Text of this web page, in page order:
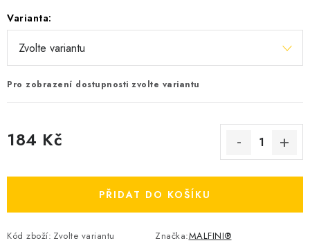
Varianta:
Pro zobrazení dostupnosti zvolte variantu
184 Kč
PŘIDAT DO KOŠÍKU
Kód zboží: Zvolte variantu Značka:MALFINI®